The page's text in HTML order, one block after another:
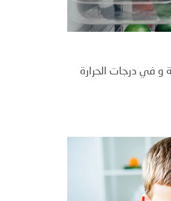
في درجات الحرارة